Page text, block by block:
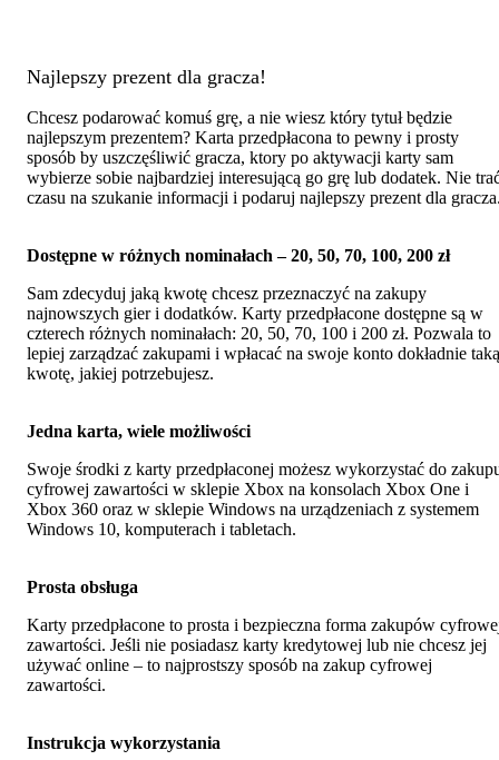
Najlepszy prezent dla gracza!
Chcesz podarować komuś grę, a nie wiesz który tytuł będzie
najlepszym prezentem? Karta przedpłacona to pewny i prosty
sposób by uszczęśliwić gracza, ktory po aktywacji karty sam
wybierze sobie najbardziej interesującą go grę lub dodatek. Nie
czasu na szukanie informacji i podaruj najlepszy prezent dla
Dostępne w różnych nominałach – 20, 50, 70, 100, 200 zł
Sam zdecyduj jaką kwotę chcesz przeznaczyć na zakupy
najnowszych gier i dodatków. Karty przedpłacone dostępne są w
czterech różnych nominałach: 20, 50, 70, 100 i 200 zł. Pozwala to
lepiej zarządzać zakupami i wpłacać na swoje konto dokładnie taką
kwotę, jakiej potrzebujesz.
Jedna karta, wiele możliwości
Swoje środki z karty przedpłaconej możesz wykorzystać do
cyfrowej zawartości w sklepie Xbox na konsolach Xbox One i
Xbox 360 oraz w sklepie Windows na urządzeniach z systemem
Windows 10, komputerach i tabletach.
Prosta obsługa
Karty przedpłacone to prosta i bezpieczna forma zakupów
zawartości. Jeśli nie posiadasz karty kredytowej lub nie chcesz jej
używać online – to najprostszy sposób na zakup cyfrowej
zawartości.
Instrukcja wykorzystania